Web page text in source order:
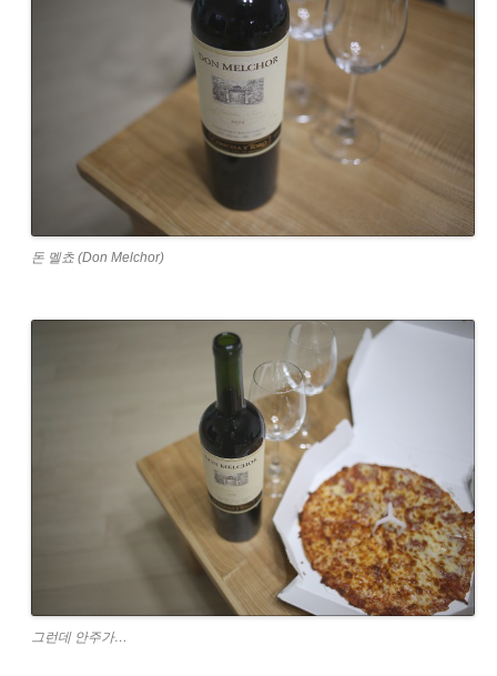
돈 멜쵸 (Don Melchor)
그런데 안주가…